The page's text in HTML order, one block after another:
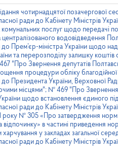
чотирнадцятої позачергової
ради до Кабінету Міністрів
послуг щодо передачі
централізованого водовідведення
Прем’єр-міністра України щодо
та перерозподілу залишку
"Про Звернення депутатів
процедури обліку
Президента України, Верховної
місцями"; № 469 "Про Звернення
щодо встановлення єдиного
ради до Кабінету Міністрів
року № 305 «Про затвердження норм
в частині приведення
у закладах загальної
ради до Кабінету Міністрів